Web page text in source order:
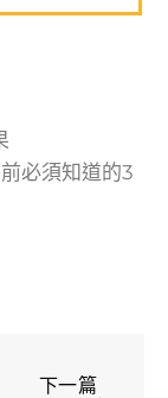
必須知道的3
下一篇